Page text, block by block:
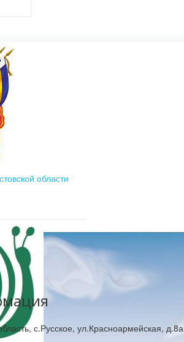
области
с.Русское, ул.Красноармейская, д.8а